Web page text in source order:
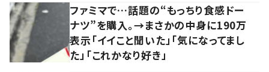
ファミマで…話題の“もっちり食感ドー
ナツ”を購入。→まさかの中身に190万
表示「イイこと聞いた」「気になってまし
た」「これかなり好き」